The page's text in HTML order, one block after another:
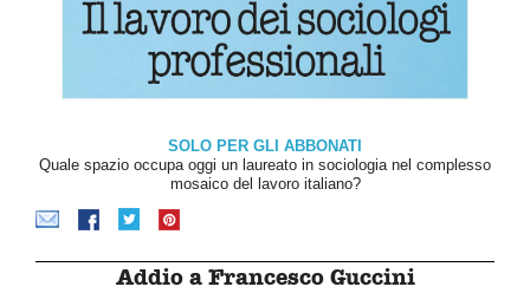
SOLO PER GLI ABBONATI
Quale spazio occupa oggi un laureato in sociologia nel complesso
mosaico del lavoro italiano?
Addio a Francesco Guccini